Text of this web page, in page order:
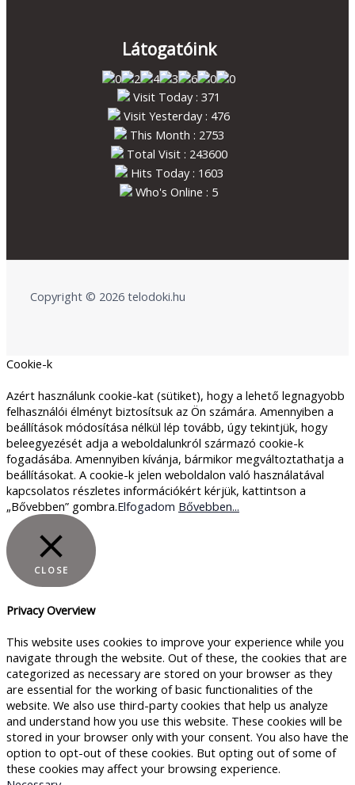
Látogatóink
Visit Today : 371
Visit Yesterday : 476
This Month : 2753
Total Visit : 243600
Hits Today : 1603
Who's Online : 5
Copyright © 2026 telodoki.hu
Cookie-k
Azért használunk cookie-kat (sütiket), hogy a lehető legnagyobb
felhasználói élményt biztosítsuk az Ön számára. Amennyiben a
beállítások módosítása nélkül lép tovább, úgy tekintjük, hogy
beleegyezését adja a weboldalunkról származó cookie-k
fogadásába. Amennyiben kívánja, bármikor megváltoztathatja a
beállításokat. A cookie-k jelen weboldalon való használatával
kapcsolatos részletes információkért kérjük, kattintson a
„Bővebben” gombra.Elfogadom Bővebben...
CLOSE
Privacy Overview
This website uses cookies to improve your experience while you
navigate through the website. Out of these, the cookies that are
categorized as necessary are stored on your browser as they
are essential for the working of basic functionalities of the
website. We also use third-party cookies that help us analyze
and understand how you use this website. These cookies will be
stored in your browser only with your consent. You also have the
option to opt-out of these cookies. But opting out of some of
these cookies may affect your browsing experience.